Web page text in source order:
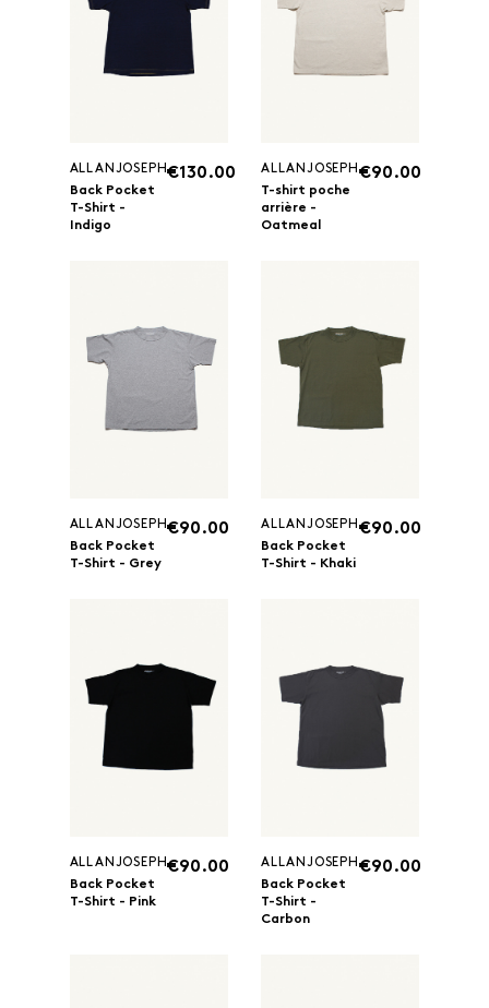
ALLANJOSEPH
Back Pocket
T-Shirt -
Indigo
€130.00
ALLANJOSEPH
T-shirt poche
arrière -
Oatmeal
€90.00
ALLANJOSEPH
Back Pocket
T-Shirt - Grey
€90.00
ALLANJOSEPH
Back Pocket
T-Shirt - Khaki
€90.00
ALLANJOSEPH
Back Pocket
T-Shirt - Pink
€90.00
ALLANJOSEPH
Back Pocket
T-Shirt -
Carbon
€90.00